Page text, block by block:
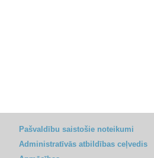
Pašvaldību saistošie noteikumi
Administratīvās atbildības ceļvedis